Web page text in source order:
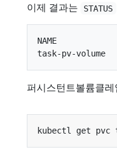
이제 결과는 STATUS
NAME
퍼시스턴트볼륨클